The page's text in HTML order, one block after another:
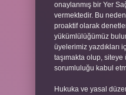
onaylanmış bir Yer
vermektedir. Bu
proaktif olarak
yükümlülüğümüz
üyelerimiz yazdıkları
taşımakta olup, siteye
sorumluluğu kabul
Hukuka ve yasal